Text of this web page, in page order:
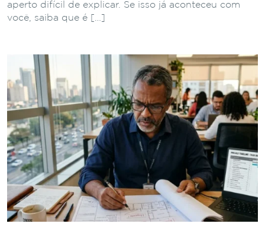
aperto difícil de explicar. Se isso já aconteceu com
você, saiba que é […]